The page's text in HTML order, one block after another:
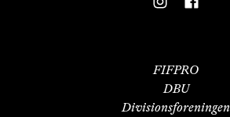
FIFPRO
DBU
Divisionsforeningen